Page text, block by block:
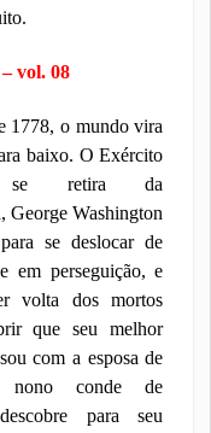
vol. 08
1778, o mundo vira
baixo. O Exército
se retira da
George Washington
se deslocar de
em perseguição, e
volta dos mortos
que seu melhor
com a esposa de
nono conde de
para seu